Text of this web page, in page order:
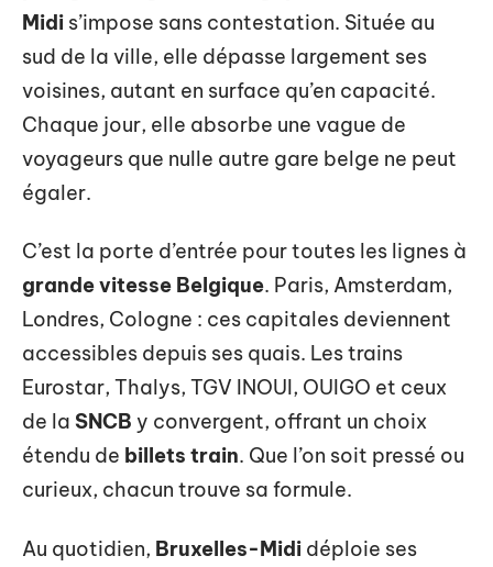
Midi s’impose sans contestation. Située au
sud de la ville, elle dépasse largement ses
voisines, autant en surface qu’en capacité.
Chaque jour, elle absorbe une vague de
voyageurs que nulle autre gare belge ne peut
égaler.
C’est la porte d’entrée pour toutes les lignes à
grande vitesse Belgique. Paris, Amsterdam,
Londres, Cologne : ces capitales deviennent
accessibles depuis ses quais. Les trains
Eurostar, Thalys, TGV INOUI, OUIGO et ceux
de la SNCB y convergent, offrant un choix
étendu de billets train. Que l’on soit pressé ou
curieux, chacun trouve sa formule.
Au quotidien, Bruxelles-Midi déploie ses